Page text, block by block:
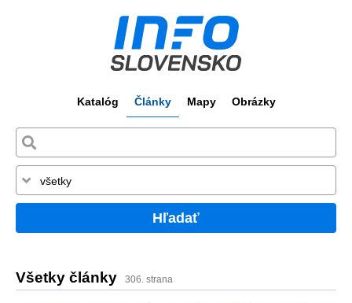
Katalóg Články Mapy Obrázky
Hľadať
Všetky články 306. strana